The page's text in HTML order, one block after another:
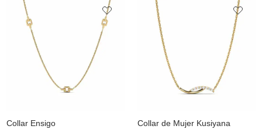
Collar Ensigo Collar de Mujer Kusiyana